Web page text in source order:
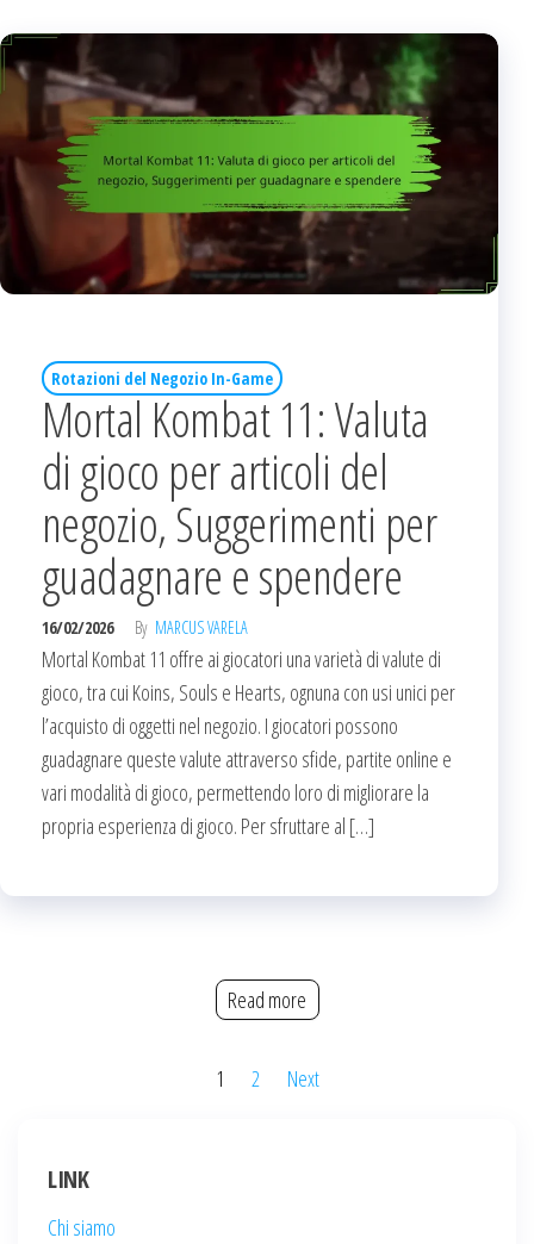
Rotazioni del Negozio In-Game
Mortal Kombat 11: Valuta
di gioco per articoli del
negozio, Suggerimenti per
guadagnare e spendere
16/02/2026 By MARCUS VARELA
Mortal Kombat 11 offre ai giocatori una varietà di valute di
gioco, tra cui Koins, Souls e Hearts, ognuna con usi unici per
l’acquisto di oggetti nel negozio. I giocatori possono
guadagnare queste valute attraverso sfide, partite online e
vari modalità di gioco, permettendo loro di migliorare la
propria esperienza di gioco. Per sfruttare al […]
Read more
1 2 Next
LINK
Chi siamo